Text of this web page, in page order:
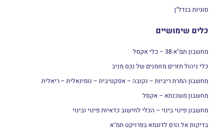
סוגיות בנדל"ן
כלים שימושיים
מחשבון תמ"א 38 – כלי אקסל
כלי ניהול תזרים מזומנים של נכס מניב
מחשבון המרת ריביות – נקובה – אפקטיבית – נומינאלית – ריאלית
מחשבון משכנתא – אקסל
מחשבון פינוי בינוי – הכלי לחישוב כדאיות פינוי ובינוי
בדיקות אל הרס לדוגמא בפרויקט תמ"א